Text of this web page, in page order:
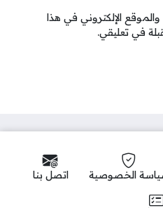
الإلكتروني في هذا
في تعليقي.
الخصوصية اتصل بنا